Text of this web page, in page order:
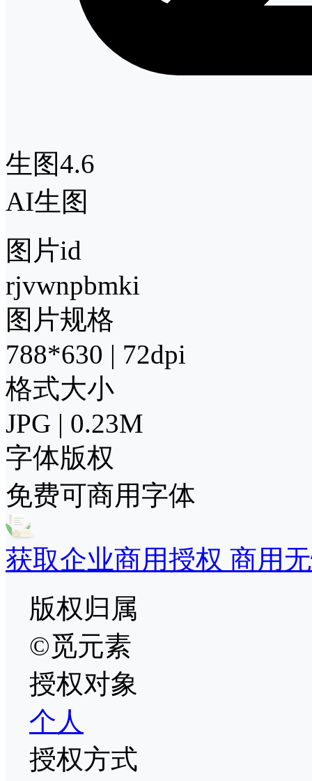
生图4.6
AI生图
图片id
rjvwnpbmki
图片规格
788*630 | 72dpi
格式大小
JPG | 0.23M
字体版权
免费可商用字体
获取企业商用授权 商用
版权归属
©觅元素
授权对象
个人
授权方式